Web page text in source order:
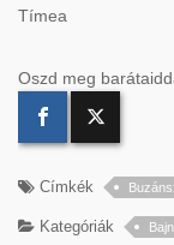
Tímea
Oszd meg
Címkék
Kategóriák